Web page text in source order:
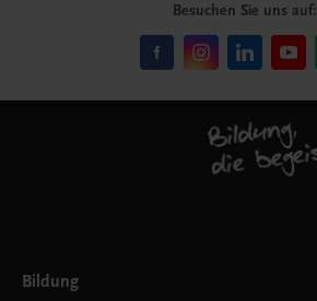
Besuchen Sie uns auf:
Bildung